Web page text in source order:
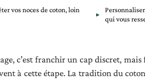
vos noces de coton, loin
qui vous
c’est franchir un cap discret,
à cette étape. La tradition du